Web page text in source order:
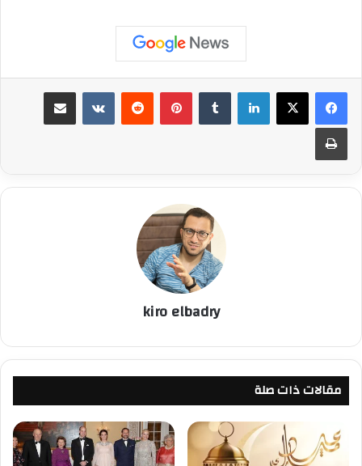
لينكدإن بينتيريست مشاركة عبر البريد
طباعة
kiro elbadry
مقالات ذات صلة